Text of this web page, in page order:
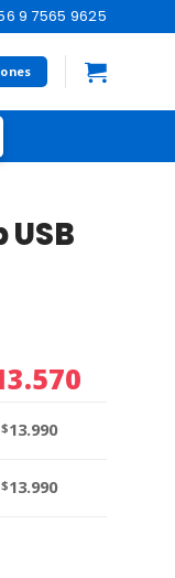
9 7565 9625
$13.990
$13.990